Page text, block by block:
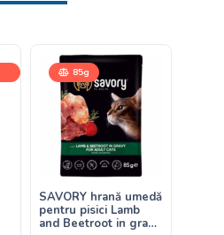
85g
SAVORY hrană umedă
pentru pisici Lamb
and Beetroot in gravy